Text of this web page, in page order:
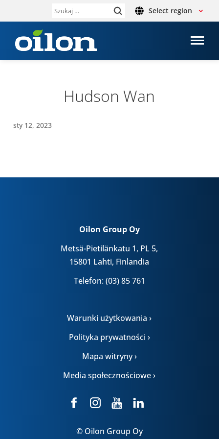
Szukaj: Select region
Hudson Wan
sty 12, 2023
Oilon Group Oy
Metsä-Pietilänkatu 1, PL 5,
15801 Lahti, Finlandia
Telefon: (03) 85 761
Warunki użytkowania ›
Polityka prywatności ›
Mapa witryny ›
Media społecznościowe ›
© Oilon Group Oy